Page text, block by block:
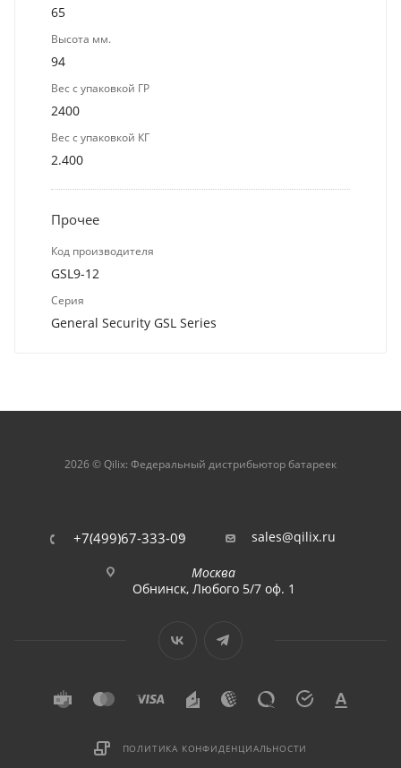
65
Высота мм.
94
Вес с упаковкой ГР
2400
Вес с упаковкой КГ
2.400
Прочее
Код производителя
GSL9-12
Серия
General Security GSL Series
2026 © Qilix: Федеральный дистрибьютор батареек
+7(499)67-333-09 sales@qilix.ru
Москва
Обнинск, Любого 5/7 оф. 1
ПОЛИТИКА КОНФИДЕНЦИАЛЬНОСТИ